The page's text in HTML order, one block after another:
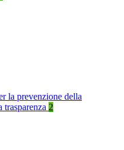
la prevenzione della
trasparenza 2